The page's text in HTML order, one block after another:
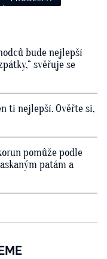
bude nejlepší
svěřuje se
ti nejlepší. Ověřte si,
pomůže podle
patám a